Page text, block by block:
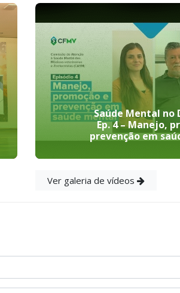
Saúde Mental no
Ep. 4 – Manejo,
prevenção em
Ver galeria de vídeos